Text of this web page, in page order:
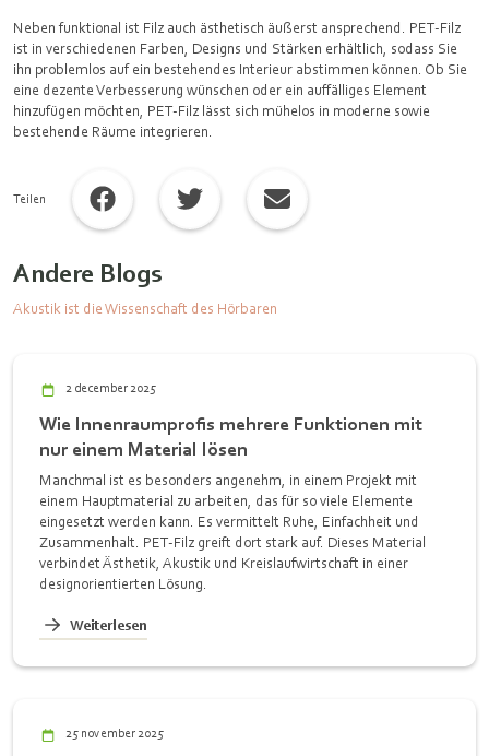
Neben funktional ist Filz auch ästhetisch äußerst ansprechend. PET-Filz
ist in verschiedenen Farben, Designs und Stärken erhältlich, sodass Sie
ihn problemlos auf ein bestehendes Interieur abstimmen können. Ob Sie
eine dezente Verbesserung wünschen oder ein auffälliges Element
hinzufügen möchten, PET-Filz lässt sich mühelos in moderne sowie
bestehende Räume integrieren.
Teilen
Andere Blogs
Akustik ist die Wissenschaft des Hörbaren
2 december 2025
Wie Innenraumprofis mehrere Funktionen mit
nur einem Material lösen
Manchmal ist es besonders angenehm, in einem Projekt mit
einem Hauptmaterial zu arbeiten, das für so viele Elemente
eingesetzt werden kann. Es vermittelt Ruhe, Einfachheit und
Zusammenhalt. PET-Filz greift dort stark auf. Dieses Material
verbindet Ästhetik, Akustik und Kreislaufwirtschaft in einer
designorientierten Lösung.
Weiterlesen
25 november 2025